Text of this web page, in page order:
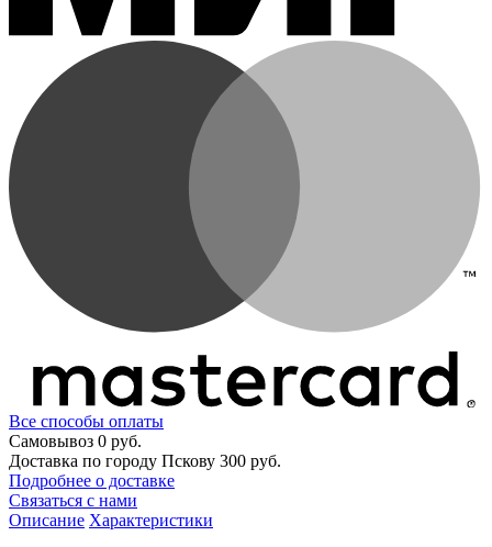
Все способы оплаты
Самовывоз 0 руб.
Доставка по городу Пскову 300 руб.
Подробнее о доставке
Связаться с нами
Описание Характеристики